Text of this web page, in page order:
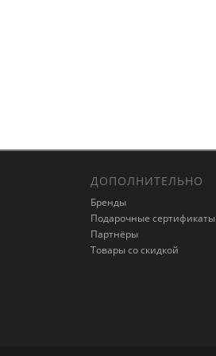
ДОПОЛНИТЕЛЬНО
Бренды
Подарочные сертификаты
Партнёры
Товары со скидкой